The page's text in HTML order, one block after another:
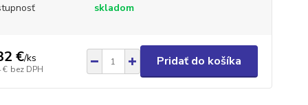
skladom
€/ks
€ bez DPH
Pridať do košíka